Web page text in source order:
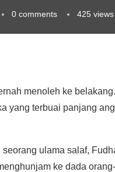
0 comments 425 views
menoleh ke
yang terbuai panjang
ulama salaf,
ke dada